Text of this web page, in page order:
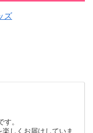
ズ
。
しくお届けしていま